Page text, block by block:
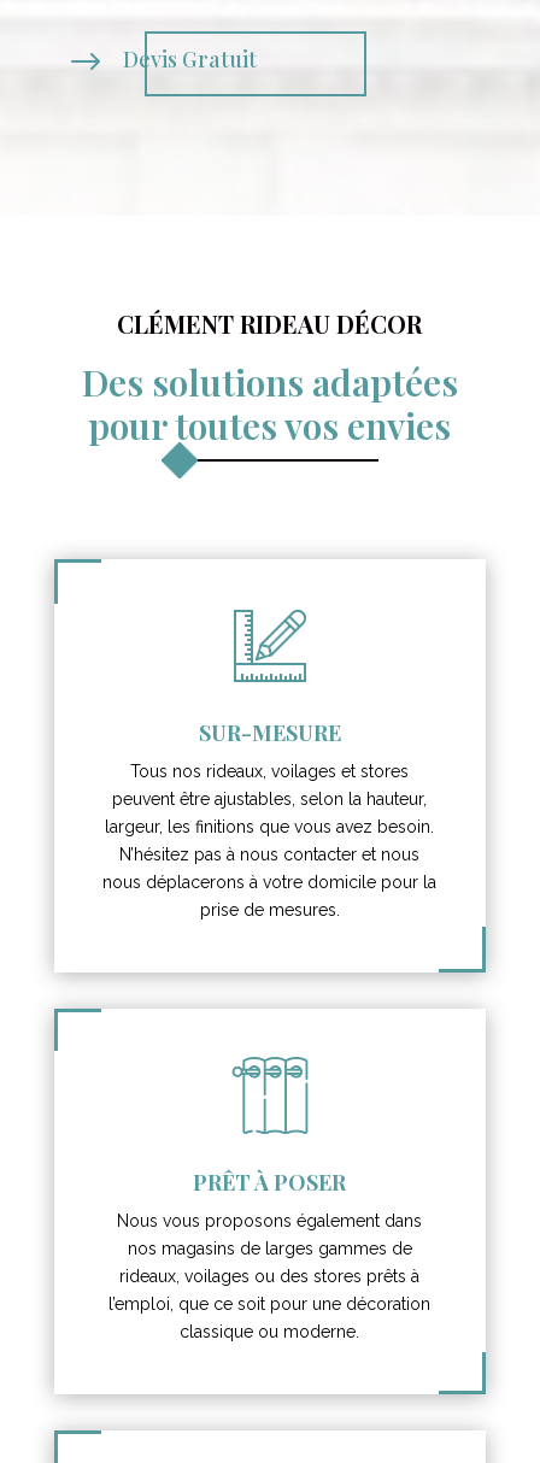
$ Devis Gratuit
CLÉMENT RIDEAU DÉCOR
Des solutions adaptées
pour toutes vos envies
SUR-MESURE
Tous nos rideaux, voilages et stores
peuvent être ajustables, selon la hauteur,
largeur, les finitions que vous avez besoin.
N’hésitez pas à nous contacter et nous
nous déplacerons à votre domicile pour la
prise de mesures.
PRÊT À POSER
Nous vous proposons également dans
nos magasins de larges gammes de
rideaux, voilages ou des stores prêts à
l’emploi, que ce soit pour une décoration
classique ou moderne.